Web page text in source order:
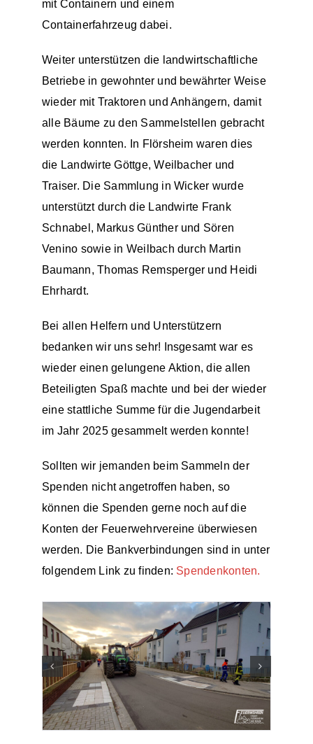
mit Containern und einem
Containerfahrzeug dabei.
Weiter unterstützen die landwirtschaftliche
Betriebe in gewohnter und bewährter Weise
wieder mit Traktoren und Anhängern, damit
alle Bäume zu den Sammelstellen gebracht
werden konnten. In Flörsheim waren dies
die Landwirte Göttge, Weilbacher und
Traiser. Die Sammlung in Wicker wurde
unterstützt durch die Landwirte Frank
Schnabel, Markus Günther und Sören
Venino sowie in Weilbach durch Martin
Baumann, Thomas Remsperger und Heidi
Ehrhardt.
Bei allen Helfern und Unterstützern
bedanken wir uns sehr! Insgesamt war es
wieder einen gelungene Aktion, die allen
Beteiligten Spaß machte und bei der wieder
eine stattliche Summe für die Jugendarbeit
im Jahr 2025 gesammelt werden konnte!
Sollten wir jemanden beim Sammeln der
Spenden nicht angetroffen haben, so
können die Spenden gerne noch auf die
Konten der Feuerwehrvereine überwiesen
werden. Die Bankverbindungen sind in unter
folgendem Link zu finden: Spendenkonten.